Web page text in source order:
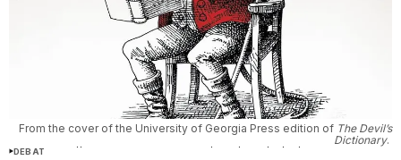
From the cover of the University of Georgia Press edition of The Devil’s
Dictionary.
https://www.theparisreview.org/blog/2017/10/25/best-bits-devils-
DEBAT